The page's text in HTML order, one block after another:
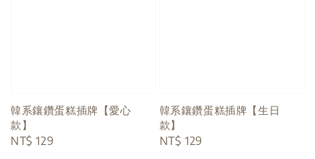
韓系鑲鑽蛋糕插牌【愛心
款】
Regular
NT$ 129
韓系鑲鑽蛋糕插牌【生日
款】
Regular
NT$ 129